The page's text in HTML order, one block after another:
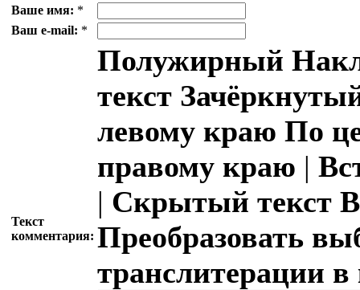
Ваше имя: *
Ваш e-mail: *
Текст
комментария:
Полужирный
текст
левому краю По
правому краю |
| Скрытый текст
Преобразовать
транслитерации